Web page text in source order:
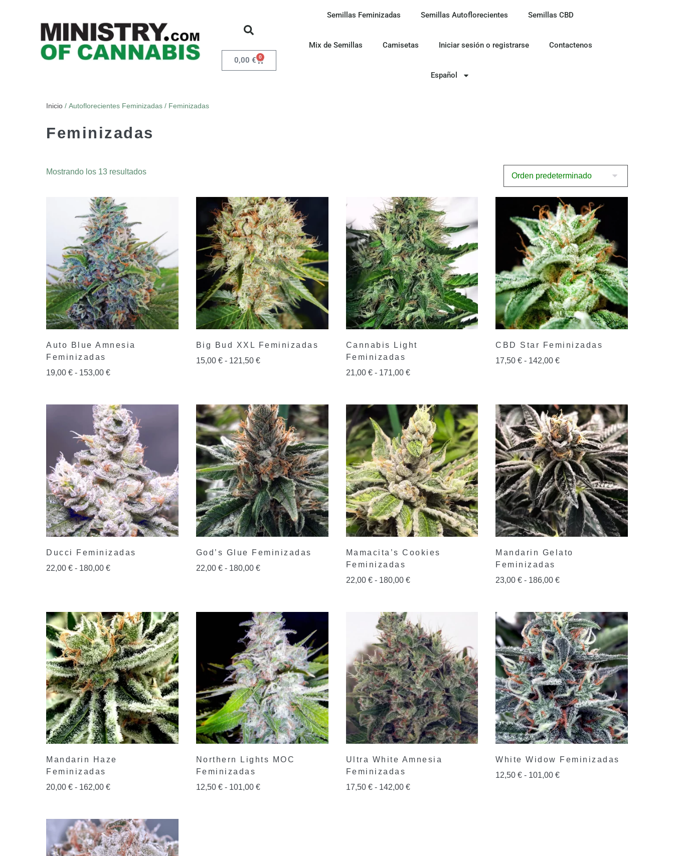
0,00 € 0
Semillas Feminizadas Semillas Autoflorecientes Semillas CBD
Mix de Semillas Camisetas Iniciar sesión o registrarse Contactenos
Español
Inicio / Autoflorecientes Feminizadas / Feminizadas
Feminizadas
Mostrando los 13 resultados
Auto Blue Amnesia
Feminizadas
19,00 € - 153,00 €
Big Bud XXL Feminizadas
15,00 € - 121,50 €
Cannabis Light
Feminizadas
21,00 € - 171,00 €
CBD Star Feminizadas
17,50€ - 142,00€
Ducci Feminizadas
22,00 € - 180,00 €
God’s Glue Feminizadas
22,00 € - 180,00 €
Mamacita’s Cookies
Feminizadas
22,00 € - 180,00 €
Mandarin Gelato
Feminizadas
23,00€ - 186,00€
Mandarin Haze
Feminizadas
20,00 € - 162,00 €
Northern Lights MOC
Feminizadas
12,50 € - 101,00 €
Ultra White Amnesia
Feminizadas
17,50 € - 142,00 €
White Widow Feminizadas
12,50€ - 101,00€